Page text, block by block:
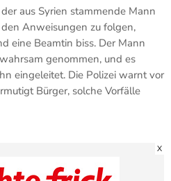
aus Syrien stammende Mann
Anweisungen zu folgen,
eine Beamtin biss. Der Mann
genommen, und es
eingeleitet. Die Polizei warnt vor
Bürger, solche Vorfälle
X